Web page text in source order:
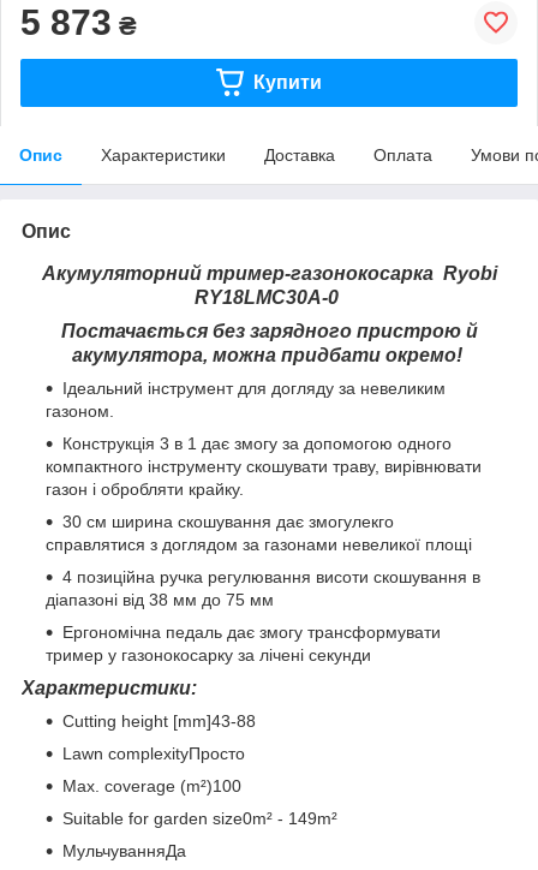
5 873 ₴
Купити
Опис Характеристики Доставка Оплата Умови
Опис
Акумуляторний тример-газонокосарка Ryobi
RY18LMC30A-0
Постачається без зарядного пристрою й
акумулятора, можна придбати окремо!
Ідеальний інструмент для догляду за невеликим
газоном.
Конструкція 3 в 1 дає змогу за допомогою одного
компактного інструменту скошувати траву, вирівнювати
газон і обробляти крайку.
30 см ширина скошування дає змогулекго
справлятися з доглядом за газонами невеликої площі
4 позиційна ручка регулювання висоти скошування в
діапазоні від 38 мм до 75 мм
Ергономічна педаль дає змогу трансформувати
тример у газонокосарку за лічені секунди
Характеристики:
Cutting height [mm]43-88
Lawn complexityПросто
Max. coverage (m²)100
Suitable for garden size0m² - 149m²
МульчуванняДа